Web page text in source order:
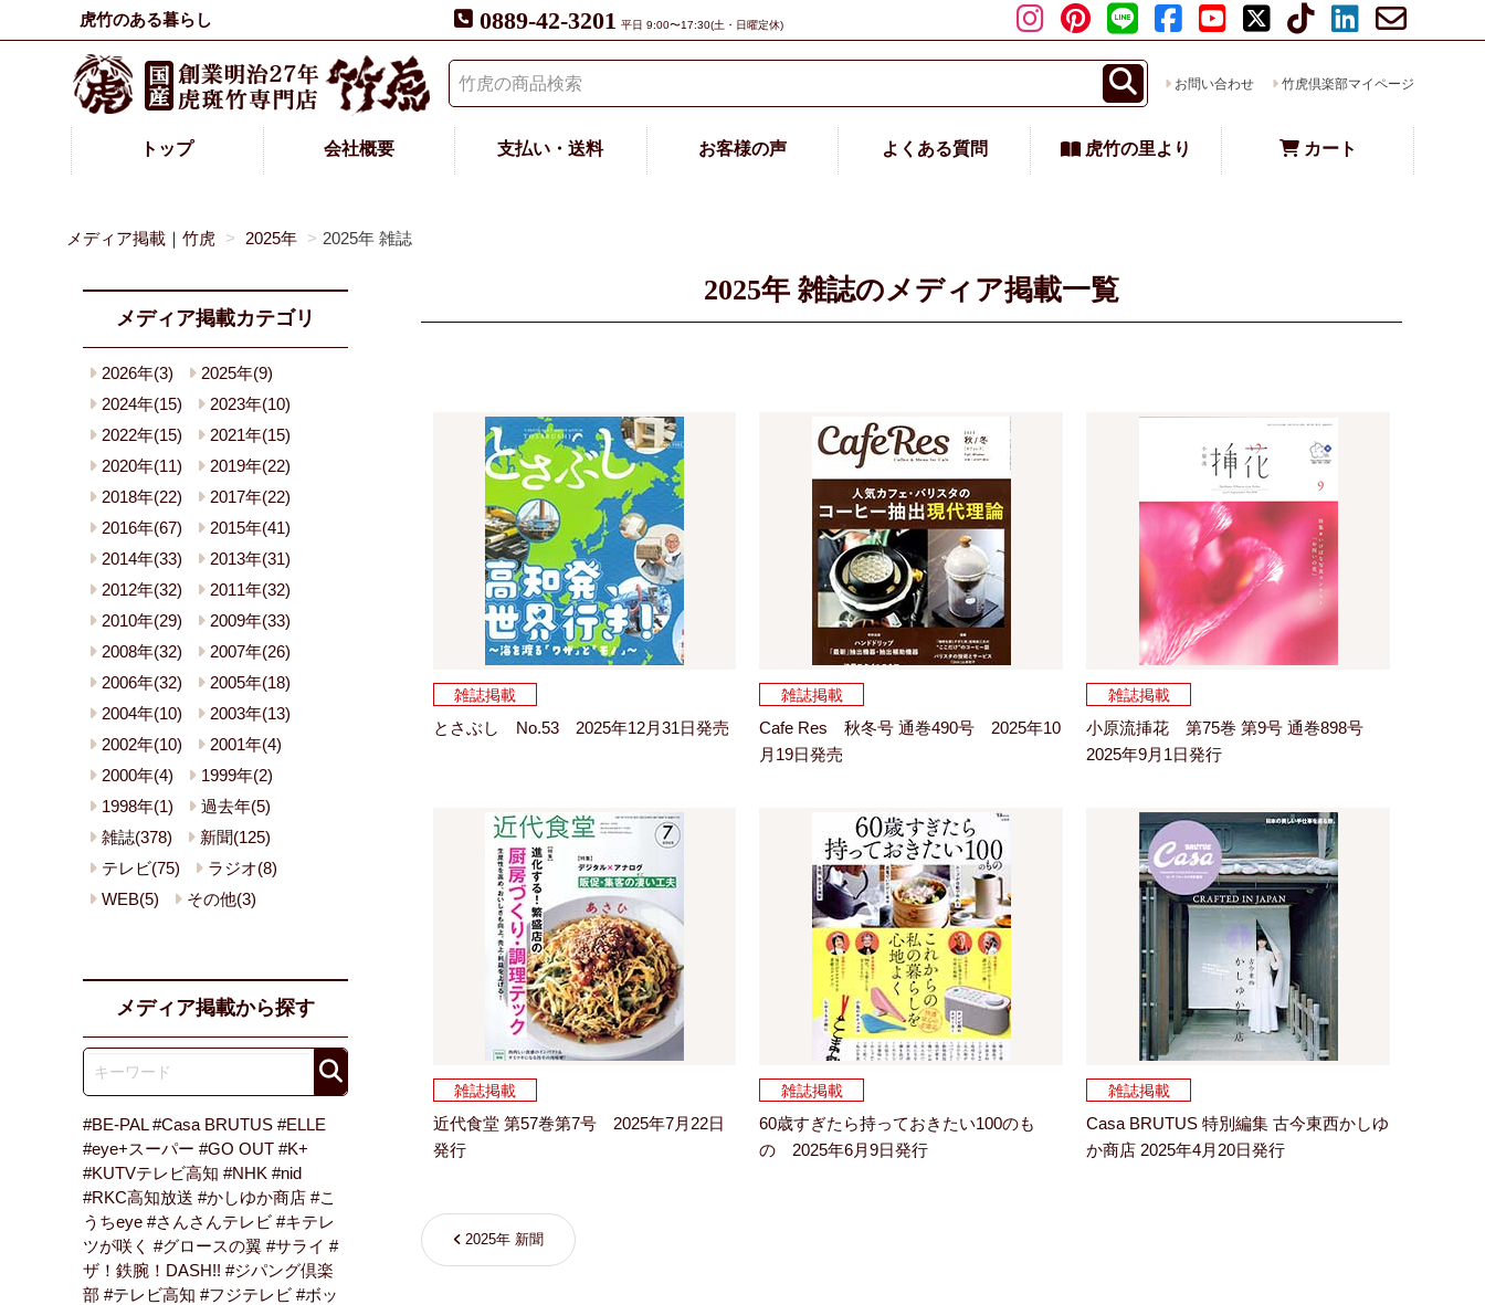
虎竹のある暮らし 0889-42-3201 平日 9:00〜17:30(土・日曜定休)
お問い合わせ 竹虎倶楽部マイページ
トップ 会社概要 支払い・送料 お客様の声 よくある質問 虎竹の里より カート
メディア掲載｜竹虎 2025年 2025年 雑誌
2025年 雑誌のメディア掲載一覧
雑誌掲載
とさぶし No.53 2025年12月31日発売
雑誌掲載
Cafe Res 秋冬号 通巻490号 2025年10
月19日発売
雑誌掲載
小原流挿花 第75巻 第9号 通巻898号
2025年9月1日発行
雑誌掲載
近代食堂 第57巻第7号 2025年7月22日
発行
雑誌掲載
60歳すぎたら持っておきたい100のも
の 2025年6月9日発行
雑誌掲載
Casa BRUTUS 特別編集 古今東西かしゆ
か商店 2025年4月20日発行
2025年 新聞
メディア掲載カテゴリ
2026年(3)
2025年(9)
2024年(15)
2023年(10)
2022年(15)
2021年(15)
2020年(11)
2019年(22)
2018年(22)
2017年(22)
2016年(67)
2015年(41)
2014年(33)
2013年(31)
2012年(32)
2011年(32)
2010年(29)
2009年(33)
2008年(32)
2007年(26)
2006年(32)
2005年(18)
2004年(10)
2003年(13)
2002年(10)
2001年(4)
2000年(4)
1999年(2)
1998年(1)
過去年(5)
雑誌(378)
新聞(125)
テレビ(75)
ラジオ(8)
WEB(5)
その他(3)
メディア掲載から探す
#BE-PAL #Casa BRUTUS #ELLE
#eye+スーパー #GO OUT #K+
#KUTVテレビ高知 #NHK #nid
#RKC高知放送 #かしゆか商店 #こ
うちeye #さんさんテレビ #キテレ
ツが咲く #グロースの翼 #サライ #
ザ！鉄腕！DASH!! #ジパング倶楽
部 #テレビ高知 #フジテレビ #ボッ